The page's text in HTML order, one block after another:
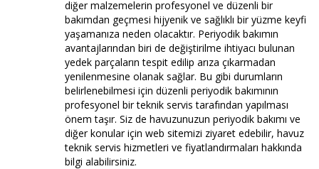
diğer malzemelerin profesyonel ve düzenli bir
bakımdan geçmesi hijyenik ve sağlıklı bir yüzme keyfi
yaşamanıza neden olacaktır. Periyodik bakımın
avantajlarından biri de değiştirilme ihtiyacı bulunan
yedek parçaların tespit edilip arıza çıkarmadan
yenilenmesine olanak sağlar. Bu gibi durumların
belirlenebilmesi için düzenli periyodik bakımının
profesyonel bir teknik servis tarafından yapılması
önem taşır. Siz de havuzunuzun periyodik bakımı ve
diğer konular için web sitemizi ziyaret edebilir, havuz
teknik servis hizmetleri ve fiyatlandırmaları hakkında
bilgi alabilirsiniz.